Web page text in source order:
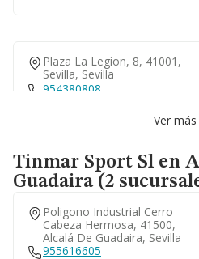
Plaza La Legion, 8, 41001,
Sevilla, Sevilla
954380808
Ver más
Tinmar Sport Sl en
Guadaira (2
Poligono Industrial Cerro
Cabeza Hermosa, 41500,
Alcalá De Guadaira, Sevilla
955616605